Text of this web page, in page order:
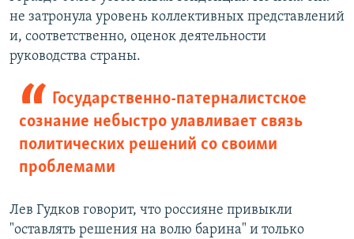
не затронула уровень коллективных представлений
и, соответственно, оценок деятельности
руководства страны.
Государственно-патерналистское
сознание небыстро улавливает связь
политических решений со своими
проблемами
Лев Гудков говорит, что россияне привыкли
"оставлять решения на волю барина" и только